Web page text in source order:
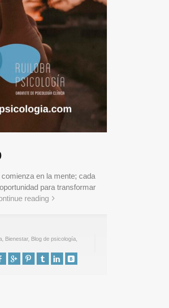
en la mente; cada
para transformar
reading
Bienestar, Blog de psicología